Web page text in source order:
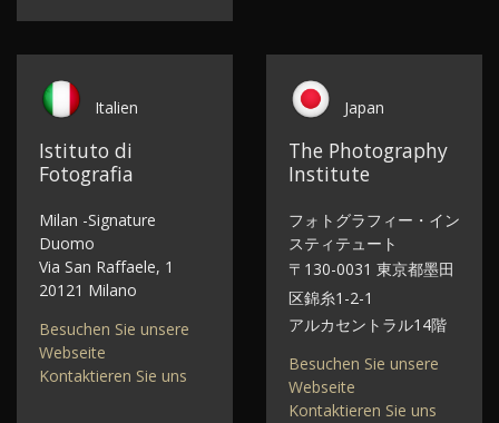
Italien
Istituto di
Fotografia
Milan -Signature
Duomo
Via San Raffaele, 1
20121 Milano
Besuchen Sie unsere
Webseite
Kontaktieren Sie uns
Japan
The Photography
Institute
フォトグラフィー・イン
スティテュート
〒130-0031 東京都墨田
区錦糸1-2-1
アルカセントラル14階
Besuchen Sie unsere
Webseite
Kontaktieren Sie uns